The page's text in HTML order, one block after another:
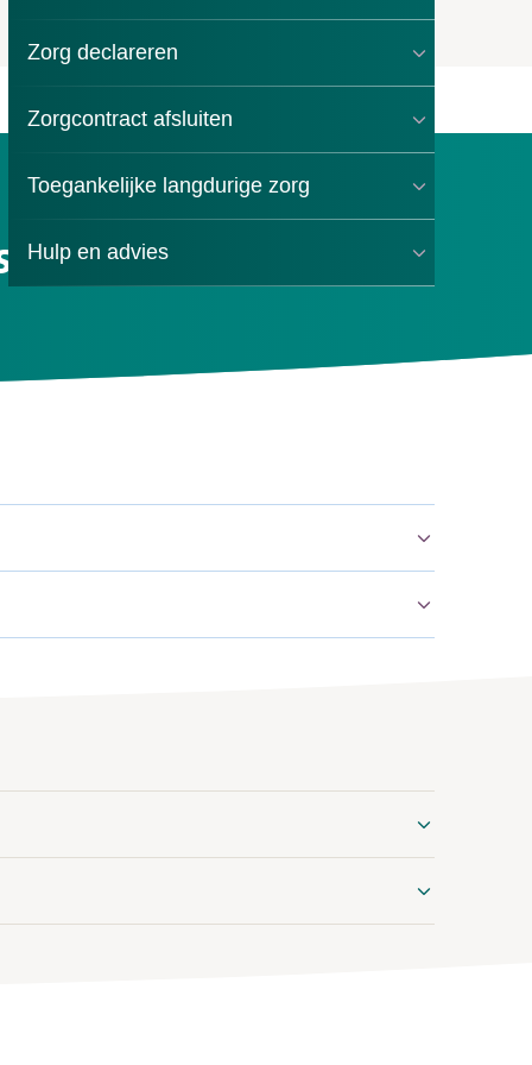
Zorg declareren
Zorgcontract afsluiten
Toegankelijke langdurige zorg
Hulp en advies
natura